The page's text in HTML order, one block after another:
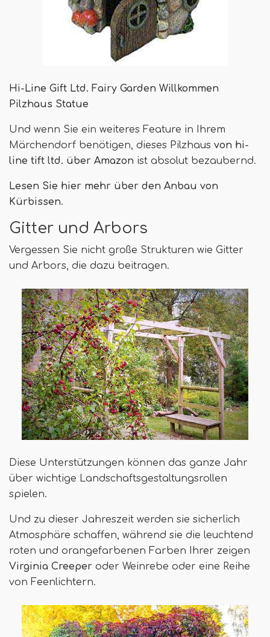
Hi-Line Gift Ltd. Fairy Garden Willkommen
Pilzhaus Statue
Und wenn Sie ein weiteres Feature in Ihrem
Märchendorf benötigen, dieses Pilzhaus von hi-
line tift ltd. über Amazon ist absolut bezaubernd.
Lesen Sie hier mehr über den Anbau von
Kürbissen.
Gitter und Arbors
Vergessen Sie nicht große Strukturen wie Gitter
und Arbors, die dazu beitragen.
Diese Unterstützungen können das ganze Jahr
über wichtige Landschaftsgestaltungsrollen
spielen.
Und zu dieser Jahreszeit werden sie sicherlich
Atmosphäre schaffen, während sie die leuchtend
roten und orangefarbenen Farben Ihrer zeigen
Virginia Creeper oder Weinrebe oder eine Reihe
von Feenlichtern.